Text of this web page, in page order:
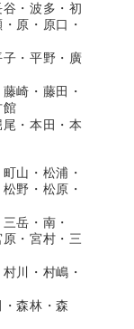
・波多・初
原・原口・
・平野・廣
崎・藤田・
館
・本田・本
山・松浦・
野・松原・
岳・南・
・宮村・三
川・村嶋・
森林・森